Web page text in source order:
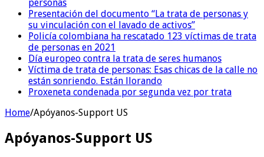
personas
Presentación del documento “La trata de personas y
su vinculación con el lavado de activos”
Policía colombiana ha rescatado 123 víctimas de trata
de personas en 2021
Día europeo contra la trata de seres humanos
Víctima de trata de personas: Esas chicas de la calle no
están sonriendo. Están llorando
Proxeneta condenada por segunda vez por trata
Home/Apóyanos-Support US
Apóyanos-Support US